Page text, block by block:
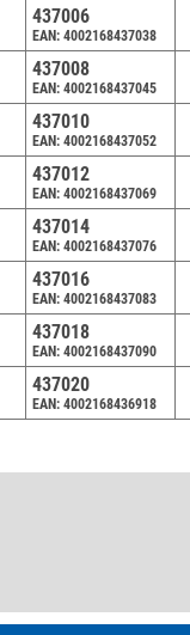
437006
EAN: 4002168437038
437008
EAN: 4002168437045
437010
EAN: 4002168437052
437012
EAN: 4002168437069
437014
EAN: 4002168437076
437016
EAN: 4002168437083
437018
EAN: 4002168437090
437020
EAN: 4002168436918